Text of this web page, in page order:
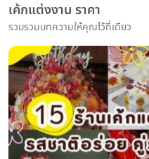
เค้กแต่งงาน ราคา
รวบรวมบทความให้คุณไว้ที่เดียว